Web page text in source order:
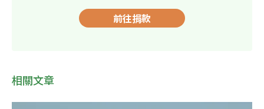
前往捐款
相關文章